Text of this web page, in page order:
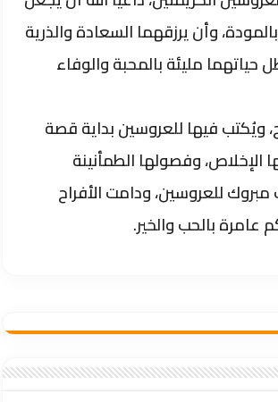
وأن يرزقهما السعادة والذرية
حياتهما مليئة بالمحبة والوفاء
ويُكتب فيها للعروسين بداية قصة
الإخلاص، وفصولها الطمأنينة
للعروسين، ودامت الأفراح
عامرة بالحب والخير.